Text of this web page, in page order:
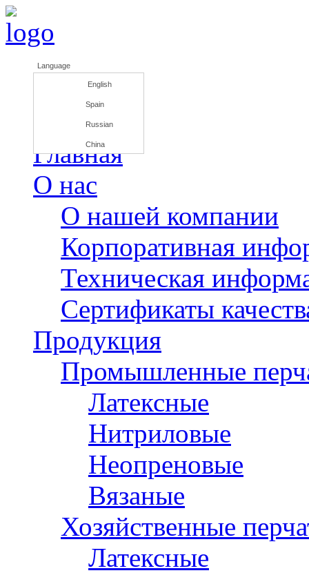
Language
English
Spain
Russian
China
Главная
О нас
О нашей компании
Корпоративная
Техническая
Сертификаты
Продукция
Промышленные
Латексные
Нитриловые
Неопреновые
Вязаные
Хозяйственные
Латексные